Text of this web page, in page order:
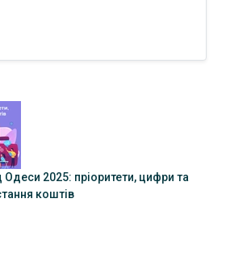
2025: пріоритети, цифри та
коштів